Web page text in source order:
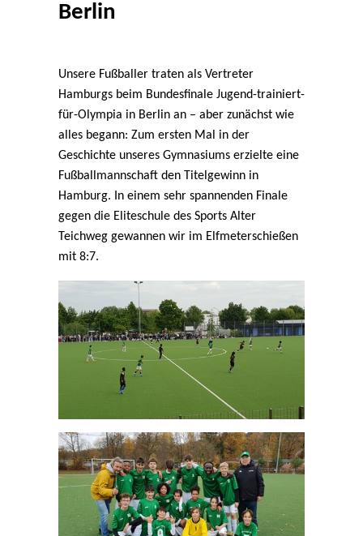
Berlin
Unsere Fußballer traten als Vertreter
Hamburgs beim Bundesfinale Jugend-trainiert-
für-Olympia in Berlin an – aber zunächst wie
alles begann: Zum ersten Mal in der
Geschichte unseres Gymnasiums erzielte eine
Fußballmannschaft den Titelgewinn in
Hamburg. In einem sehr spannenden Finale
gegen die Eliteschule des Sports Alter
Teichweg gewannen wir im Elfmeterschießen
mit 8:7.